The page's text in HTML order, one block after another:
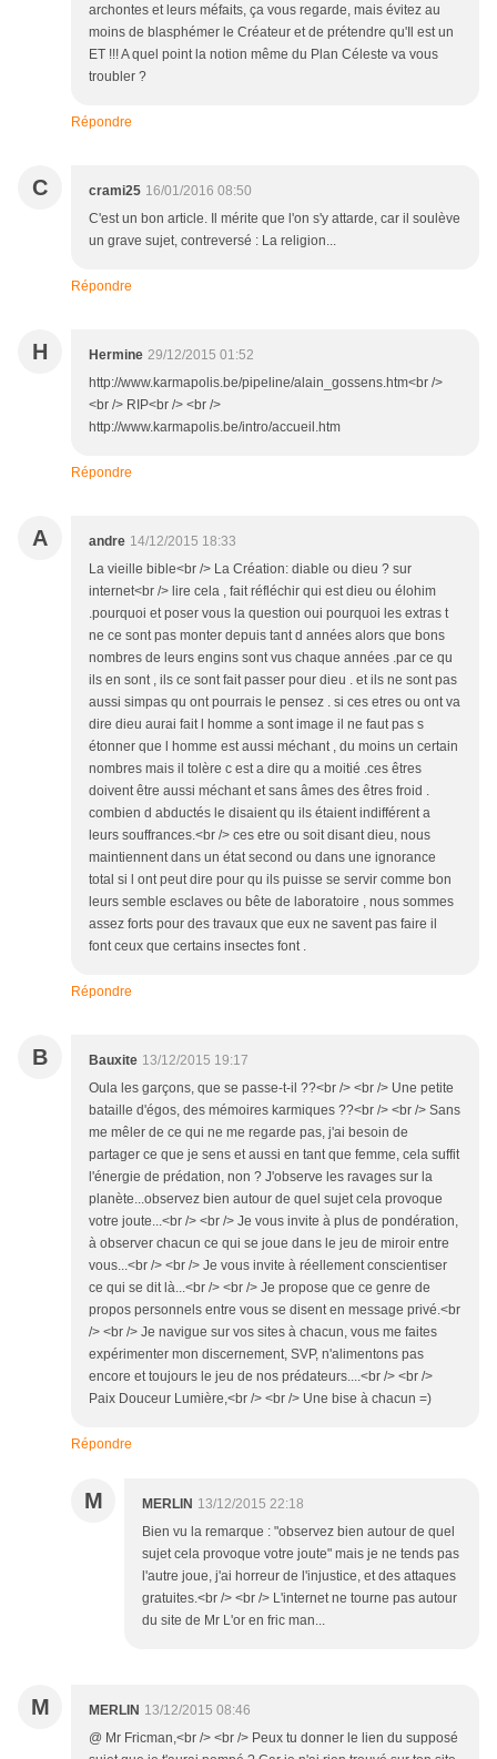
archontes et leurs méfaits, ça vous regarde, mais évitez au
moins de blasphémer le Créateur et de prétendre qu'Il est un
ET !!! A quel point la notion même du Plan Céleste va vous
troubler ?
Répondre
C crami25 16/01/2016 08:50
C'est un bon article. Il mérite que l'on s'y attarde, car il soulève
un grave sujet, contreversé : La religion...
Répondre
H Hermine 29/12/2015 01:52
http://www.karmapolis.be/pipeline/alain_gossens.htm<br />
<br /> RIP<br /> <br />
http://www.karmapolis.be/intro/accueil.htm
Répondre
A andre 14/12/2015 18:33
La vieille bible<br /> La Création: diable ou dieu ? sur
internet<br /> lire cela , fait réfléchir qui est dieu ou élohim
.pourquoi et poser vous la question oui pourquoi les extras t
ne ce sont pas monter depuis tant d années alors que bons
nombres de leurs engins sont vus chaque années .par ce qu
ils en sont , ils ce sont fait passer pour dieu . et ils ne sont pas
aussi simpas qu ont pourrais le pensez . si ces etres ou ont va
dire dieu aurai fait l homme a sont image il ne faut pas s
étonner que l homme est aussi méchant , du moins un certain
nombres mais il tolère c est a dire qu a moitié .ces êtres
doivent être aussi méchant et sans âmes des êtres froid .
combien d abductés le disaient qu ils étaient indifférent a
leurs souffrances.<br /> ces etre ou soit disant dieu, nous
maintiennent dans un état second ou dans une ignorance
total si l ont peut dire pour qu ils puisse se servir comme bon
leurs semble esclaves ou bête de laboratoire , nous sommes
assez forts pour des travaux que eux ne savent pas faire il
font ceux que certains insectes font .
Répondre
B Bauxite 13/12/2015 19:17
Oula les garçons, que se passe-t-il ??<br /> <br /> Une petite
bataille d'égos, des mémoires karmiques ??<br /> <br /> Sans
me mêler de ce qui ne me regarde pas, j'ai besoin de
partager ce que je sens et aussi en tant que femme, cela suffit
l'énergie de prédation, non ? J'observe les ravages sur la
planète...observez bien autour de quel sujet cela provoque
votre joute...<br /> <br /> Je vous invite à plus de pondération,
à observer chacun ce qui se joue dans le jeu de miroir entre
vous...<br /> <br /> Je vous invite à réellement conscientiser
ce qui se dit là...<br /> <br /> Je propose que ce genre de
propos personnels entre vous se disent en message privé.<br
/> <br /> Je navigue sur vos sites à chacun, vous me faites
expérimenter mon discernement, SVP, n'alimentons pas
encore et toujours le jeu de nos prédateurs....<br /> <br />
Paix Douceur Lumière,<br /> <br /> Une bise à chacun =)
Répondre
M MERLIN 13/12/2015 22:18
Bien vu la remarque : "observez bien autour de quel
sujet cela provoque votre joute" mais je ne tends pas
l'autre joue, j'ai horreur de l'injustice, et des attaques
gratuites.<br /> <br /> L'internet ne tourne pas autour
du site de Mr L'or en fric man...
M MERLIN 13/12/2015 08:46
@ Mr Fricman,<br /> <br /> Peux tu donner le lien du supposé